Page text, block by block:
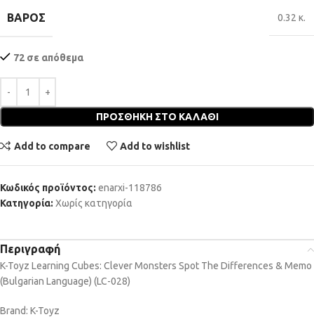
ΒΆΡΟΣ 0.32 κ.
72 σε απόθεμα
ΠΡΟΣΘΉΚΗ ΣΤΟ ΚΑΛΆΘΙ
Add to compare Add to wishlist
Κωδικός προϊόντος: enarxi-118786
Κατηγορία: Χωρίς κατηγορία
Περιγραφή
K-Toyz Learning Cubes: Clever Monsters Spot The Differences & Memo
(Bulgarian Language) (LC-028)
Brand: K-Toyz